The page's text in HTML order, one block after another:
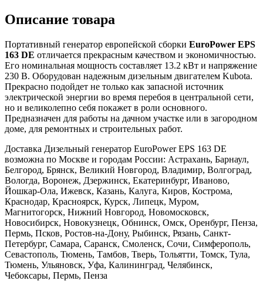
Описание товара
Портативный генератор европейской сборки EuroPower EPS
163 DE отличается прекрасным качеством и экономичностью.
Его номинальная мощность составляет 13.2 кВт и напряжение
230 В. Оборудован надежным дизельным двигателем Kubota.
Прекрасно подойдет не только как запасной источник
электрической энергии во время перебоя в центральной сети,
но и великолепно себя покажет в роли основного.
Предназначен для работы на дачном участке или в загородном
доме, для ремонтных и строительных работ.
Доставка Дизельный генератор EuroPower EPS 163 DE
возможна по Москве и городам России: Астрахань, Барнаул,
Белгород, Брянск, Великий Новгород, Владимир, Волгоград,
Вологда, Воронеж, Дзержинск, Екатеринбург, Иваново,
Йошкар-Ола, Ижевск, Казань, Калуга, Киров, Кострома,
Краснодар, Красноярск, Курск, Липецк, Муром,
Магнитогорск, Нижний Новгород, Новомосковск,
Новосибирск, Новокузнецк, Обнинск, Омск, Оренбург, Пенза,
Пермь, Псков, Ростов-на-Дону, Рыбинск, Рязань, Санкт-
Петербург, Самара, Саранск, Смоленск, Сочи, Симферополь,
Севастополь, Тюмень, Тамбов, Тверь, Тольятти, Томск, Тула,
Тюмень, Ульяновск, Уфа, Калининград, Челябинск,
Чебоксары, Пермь, Пенза